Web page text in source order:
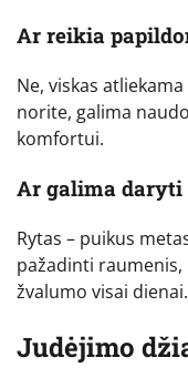
Ar reikia
Ne, viskas
norite, galima
komfortui.
Ar galima
Rytas – puikus
pažadinti
žvalumo visai dienai.
Judėjimo